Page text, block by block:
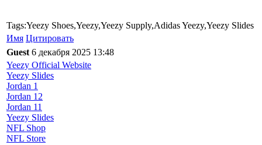
Tags:Yeezy Shoes,Yeezy,Yeezy Supply,Adidas Yeezy,Yeezy Slides
Имя Цитировать
Guest 6 декабря 2025 13:48
Yeezy Official Website
Yeezy Slides
Jordan 1
Jordan 12
Jordan 11
Yeezy Slides
NFL Shop
NFL Store